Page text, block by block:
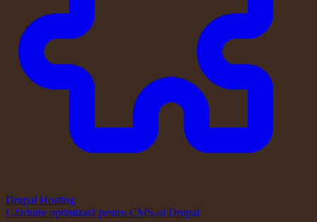
Drupal Hosting
Găzduire optimizată pentru CMS-ul Drupal